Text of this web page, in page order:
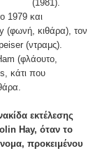
(1981).
1979 και
(φωνή, κιθάρα), τον
(ντραμς).
(φλάουτο,
κάτι που
εκτέλεσης
Hay, όταν το
προκειμένου